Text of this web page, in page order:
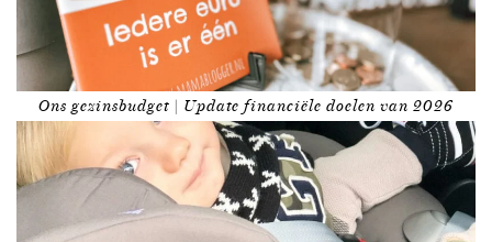
Ons gezinsbudget | Update financiële doelen van 2026